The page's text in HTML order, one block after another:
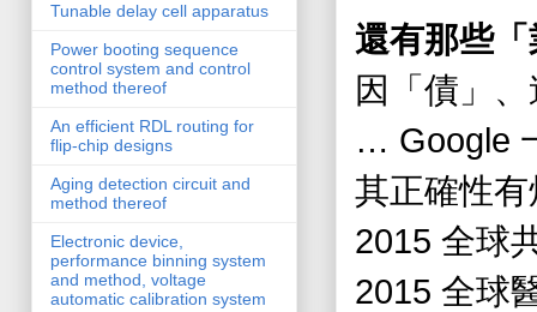
還有那些
因「債」
… Google
其正確性
2015 全球
2015 全球
Tunable delay cell apparatus
Power booting sequence
control system and control
method thereof
An efficient RDL routing for
flip-chip designs
Aging detection circuit and
method thereof
Electronic device,
performance binning system
and method, voltage
automatic calibration system